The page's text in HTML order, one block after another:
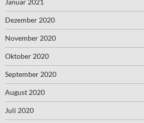
Januar 2021
Dezember 2020
November 2020
Oktober 2020
September 2020
August 2020
Juli 2020